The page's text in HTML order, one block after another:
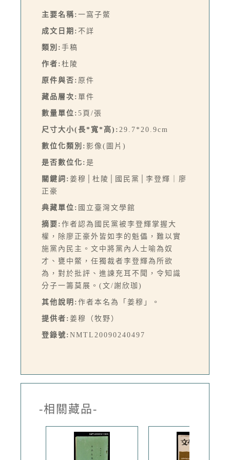
主要名稱: 一窩子鱉
成文日期: 不詳
類別: 手稿
作者: 杜陵
原件與否: 原件
藏品層次: 單件
數量單位: 5頁/張
尺寸大小(長*寬*高): 29.7*20.9cm
數位化類別: 影像(圖片)
是否數位化: 是
關鍵詞: 姜穆│杜陵│國民黨│李登輝｜廖
正豪
典藏單位: 國立臺灣文學館
摘要: 作者認為國民黨被李登輝掌握大
權，除廖正豪外皆如李的魁儡，難以實
施黨內民主。文中將黨內人士喻為奴
才、甕中鱉，任獨裁者李登輝為所欲
為，對於批評、進諫充耳不聞，令知識
分子一籌莫展。(文/謝欣珈)
其他說明: 作者本名為「姜穆」。
提供者: 姜穆（牧野）
登錄號: NMTL20090240497
-相關藏品-